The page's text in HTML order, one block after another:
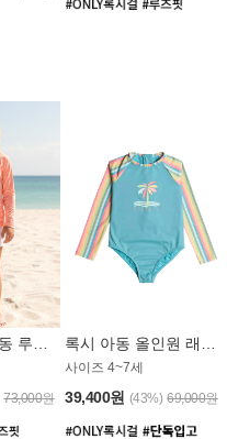
73,000원
사이즈 4~7세
39,400원 (43%) 69,000원